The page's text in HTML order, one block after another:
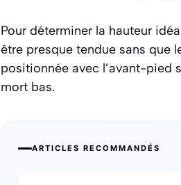
Pour déterminer la hauteur
être presque tendue sans que
positionnée avec l’avant-pied
mort bas.
ARTICLES RECOMMANDÉS